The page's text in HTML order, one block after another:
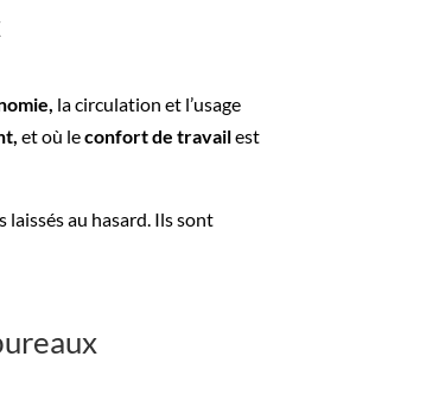
la circulation et l’usage
et où leconfort de travailest
laissés au hasard. Ils sont